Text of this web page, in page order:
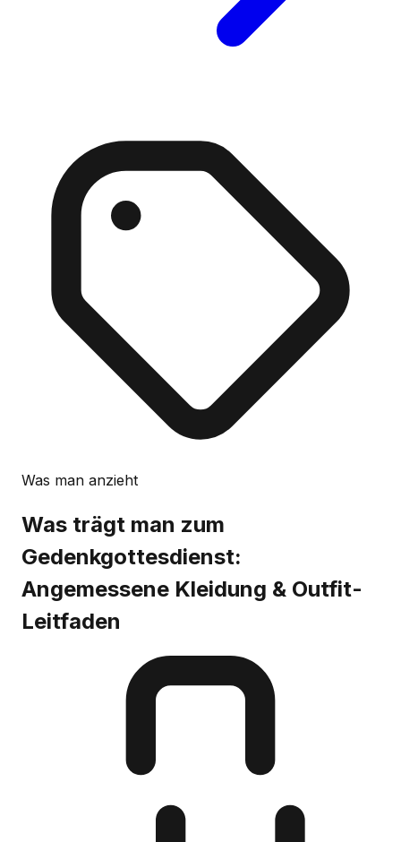
Was man anzieht
Was trägt man zum
Gedenkgottesdienst:
Angemessene Kleidung & Outfit-
Leitfaden